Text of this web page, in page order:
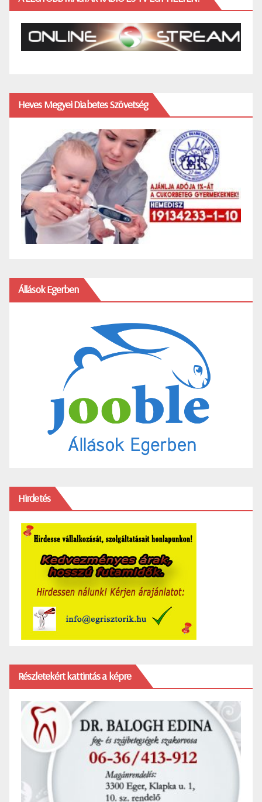
Heves Megyei Diabetes Szövetség
Állások Egerben
Hirdetés
Részletekért kattintás a képre